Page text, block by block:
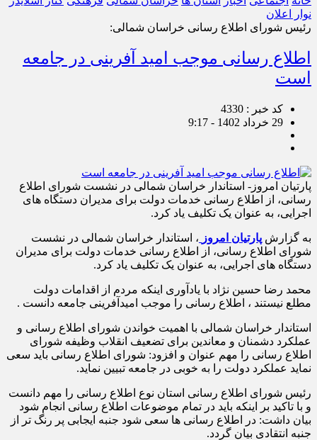
نوار اعلان
رئیس شورای اطلاع رسانی خراسان شمالی:
اطلاع رسانی موجب امید آفرینی در جامعه
است
کد خبر : 4330
29 خرداد 1402 - 9:17
پارتیان امروز- استاندار خراسان شمالی در نشست شورای اطلاع
رسانی، از اطلاع رسانی خدمات دولت برای مدیران دستگاه های
اجرایی، به عنوان یک تکلیف یاد کرد.
به گزارش پارتیان امروز ، استاندار خراسان شمالی در نشست
شورای اطلاع رسانی، از اطلاع رسانی خدمات دولت برای مدیران
دستگاه های اجرایی، به عنوان یک تکلیف یاد کرد.
محمد رضا حسین نژاد با یادآوری اینکه مردم از اقدامات دولت
مطلع نیستند ، اطلاع رسانی را موجب امیدآفرینی جامعه دانست .
استاندار خراسان شمالی با اهمیت خواندن شورای اطلاع رسانی و
عملکرد دشمنان و معاندین برای تضعیف انقلاب وظیفه شورای
اطلاع رسانی را مهم عنوان و افزود: شورای اطلاع رسانی باید سعی
نماید عملکرد دولت را به خوبی در جامعه تبیین نماید.
رئیس شورای اطلاع رسانی استان نوع اطلاع رسانی را مهم دانست
و با تاکید بر اینکه باید در تمام موضوعات اطلاع رسانی انجام شود
بیان داشت: در اطلاع رسانی ها سعی شود جنبه ایجابی پر رنگ تر از
جنبه انتقادی بیان گردد.